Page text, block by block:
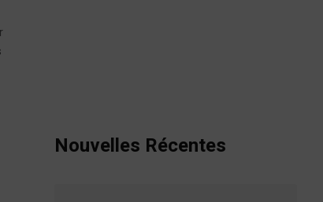
Nouvelles Récentes